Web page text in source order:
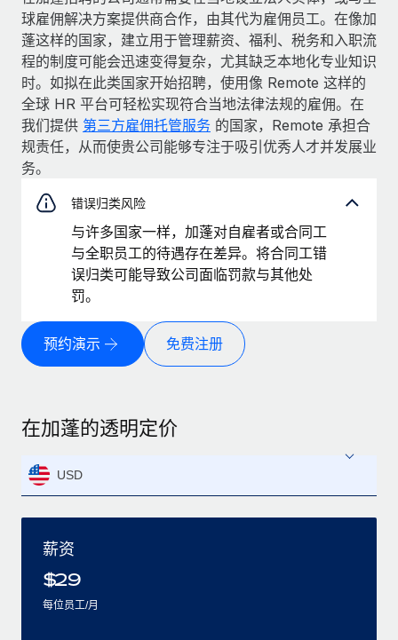
球雇佣解决方案提供商合作，由其代为雇佣员工。在像加
蓬这样的国家，建立用于管理薪资、福利、税务和入职流
程的制度可能会迅速变得复杂，尤其缺乏本地化专业知识
时。如拟在此类国家开始招聘，使用像 Remote 这样的
全球 HR 平台可轻松实现符合当地法律法规的雇佣。在
我们提供 第三方雇佣托管服务 的国家，Remote 承担合
规责任，从而使贵公司能够专注于吸引优秀人才并发展业
务。
错误归类风险
与许多国家一样，加蓬对自雇者或合同工
与全职员工的待遇存在差异。将合同工错
误归类可能导致公司面临罚款与其他处
罚。
预约演示 免费注册
在加蓬的透明定价
USD
薪资
$29
每位员工/月